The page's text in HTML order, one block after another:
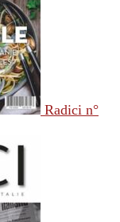
Radici n°